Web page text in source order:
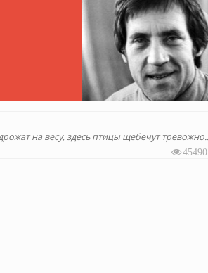
на весу, здесь птицы щебечут тревожно.
45490